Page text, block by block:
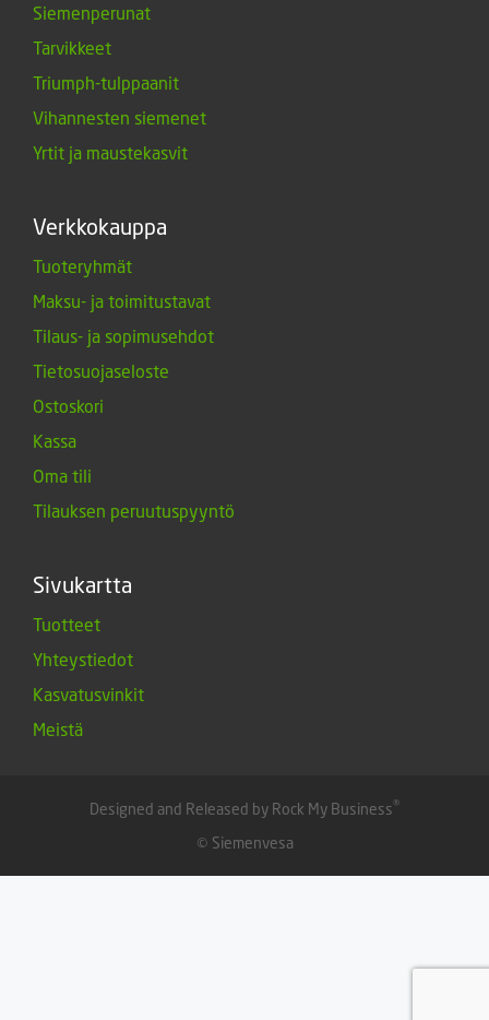
Siemenperunat
Tarvikkeet
Triumph-tulppaanit
Vihannesten siemenet
Yrtit ja maustekasvit
Verkkokauppa
Tuoteryhmät
Maksu- ja toimitustavat
Tilaus- ja sopimusehdot
Tietosuojaseloste
Ostoskori
Kassa
Oma tili
Tilauksen peruutuspyyntö
Sivukartta
Tuotteet
Yhteystiedot
Kasvatusvinkit
Meistä
Designed and Released by Rock My Business®
© Siemenvesa